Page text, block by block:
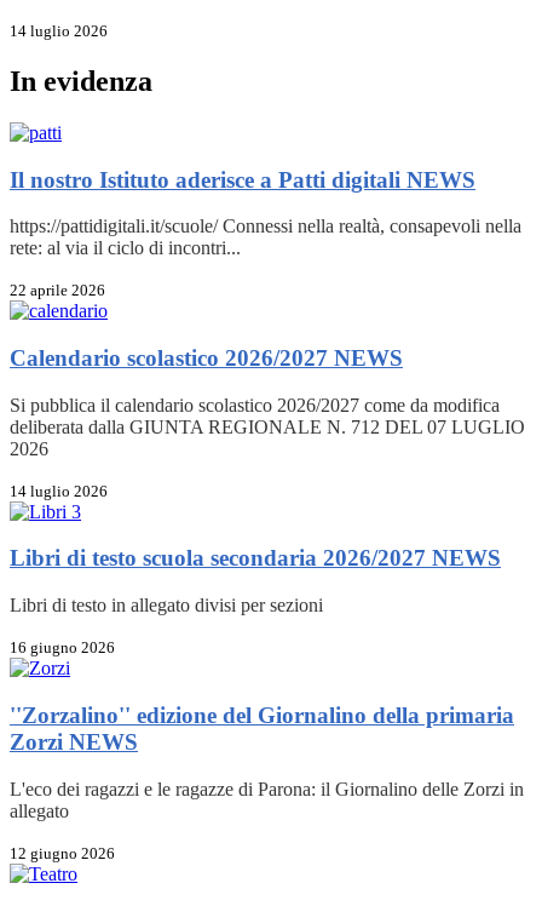
14 luglio 2026
In evidenza
Il nostro Istituto aderisce a Patti digitali NEWS
https://pattidigitali.it/scuole/ Connessi nella realtà, consapevoli nella
rete: al via il ciclo di incontri...
22 aprile 2026
Calendario scolastico 2026/2027 NEWS
Si pubblica il calendario scolastico 2026/2027 come da modifica
deliberata dalla GIUNTA REGIONALE N. 712 DEL 07 LUGLIO
2026
14 luglio 2026
Libri di testo scuola secondaria 2026/2027 NEWS
Libri di testo in allegato divisi per sezioni
16 giugno 2026
''Zorzalino'' edizione del Giornalino della primaria
Zorzi NEWS
L'eco dei ragazzi e le ragazze di Parona: il Giornalino delle Zorzi in
allegato
12 giugno 2026